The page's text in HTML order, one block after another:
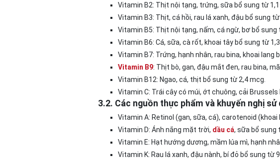
Vitamin B2: Thịt nội tạng, trứng, sữa bổ sung từ
Vitamin B3: Thịt, cá hồi, rau lá xanh, đậu bổ sung từ
Vitamin B5: Thịt nội tạng, nấm, cá ngừ, bơ bổ sung
Vitamin B6: Cá, sữa, cà rốt, khoai tây bổ sung từ 1,3
Vitamin B7: Trứng, hạnh nhân, rau bina, khoai lang
Vitamin B9: Thịt bò, gan, đậu mắt đen, rau bina,
Vitamin B12: Ngao, cá, thịt bổ sung từ 2,4 mcg.
Vitamin C: Trái cây có múi, ớt chuông, cải Brussels
3.2. Các nguồn thực phẩm và khuyến nghị
Vitamin A: Retinol (gan, sữa, cá), carotenoid
Vitamin D: Ánh nắng mặt trời, dầu cá, sữa bổ sung
Vitamin E: Hạt hướng dương, mầm lúa mì, hạnh
Vitamin K: Rau lá xanh, đậu nành, bí đỏ bổ sung từ